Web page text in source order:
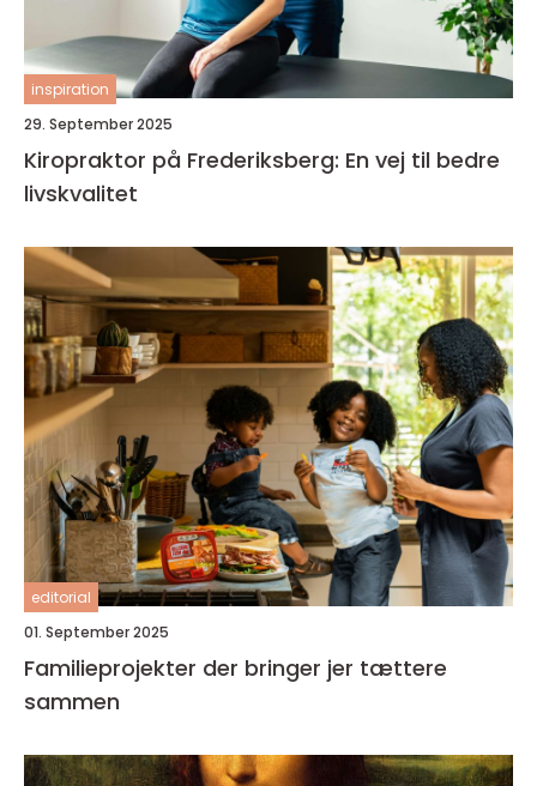
inspiration
29. September 2025
Kiropraktor på Frederiksberg: En vej til bedre
livskvalitet
editorial
01. September 2025
Familieprojekter der bringer jer tættere
sammen